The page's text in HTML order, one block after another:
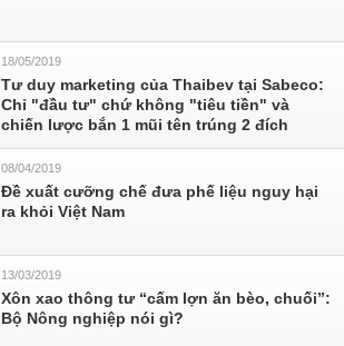
18/05/2019
Tư duy marketing của Thaibev tại Sabeco:
Chỉ "đầu tư" chứ không "tiêu tiền" và
chiến lược bắn 1 mũi tên trúng 2 đích
08/04/2019
Đề xuất cưỡng chế đưa phế liệu nguy hại
ra khỏi Việt Nam
13/03/2019
Xôn xao thông tư “cấm lợn ăn bèo, chuối”:
Bộ Nông nghiệp nói gì?